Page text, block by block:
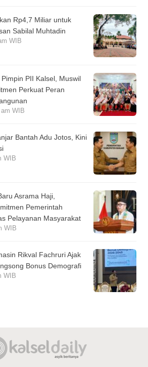
Rp4,7 Miliar untuk
Sabilal Muhtadin
WIB
PII Kalsel, Muswil
Perkuat Peran
WIB
Bantah Adu Jotos, Kini
WIB
Asrama Haji,
Pemerintah
Pelayanan Masyarakat
WIB
Rikval Fachruri Ajak
Bonus Demografi
WIB